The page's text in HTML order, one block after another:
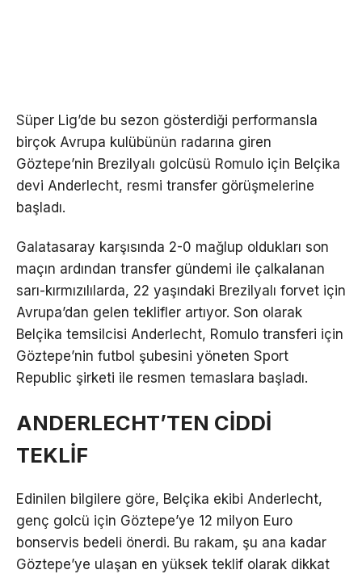
Süper Lig’de bu sezon gösterdiği performansla
birçok Avrupa kulübünün radarına giren
Göztepe’nin Brezilyalı golcüsü Romulo için Belçika
devi Anderlecht, resmi transfer görüşmelerine
başladı.
Galatasaray karşısında 2-0 mağlup oldukları son
maçın ardından transfer gündemi ile çalkalanan
sarı-kırmızılılarda, 22 yaşındaki Brezilyalı forvet için
Avrupa’dan gelen teklifler artıyor. Son olarak
Belçika temsilcisi Anderlecht, Romulo transferi için
Göztepe’nin futbol şubesini yöneten Sport
Republic şirketi ile resmen temaslara başladı.
ANDERLECHT’TEN CİDDİ
TEKLİF
Edinilen bilgilere göre, Belçika ekibi Anderlecht,
genç golcü için Göztepe’ye 12 milyon Euro
bonservis bedeli önerdi. Bu rakam, şu ana kadar
Göztepe’ye ulaşan en yüksek teklif olarak dikkat